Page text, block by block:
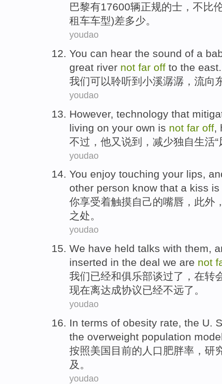
巴黎有17600辆正规的士 ，不比
租车车型)差多少。
youdao
You can hear the sound of a
great river not far off to the east.
我们可以聆听到 小溪潺潺 ，流向
youdao
However, technology that
living on your own is not far off
不过 ， 他又说到， 减少独自生活“
youdao
You enjoy touching your lips,
other person know that a kiss is
你享受着触摸自己的嘴唇 ， 此外
之处。
youdao
We have held talks with them,
inserted in the deal we are not
我们已经和俱乐部谈过了， 在转
现在离达成协议已经不远了。
youdao
In terms of obesity rate, the U.
the overweight population
按照美国 目前的 人口 肥胖率 ， 研
及。
youdao